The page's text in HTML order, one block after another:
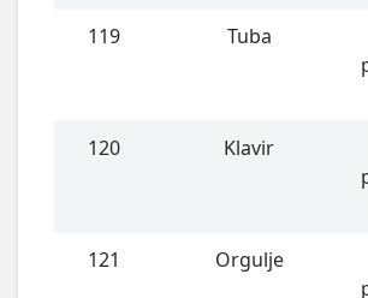
119 Tuba
120 Klavir
121 Orgulje